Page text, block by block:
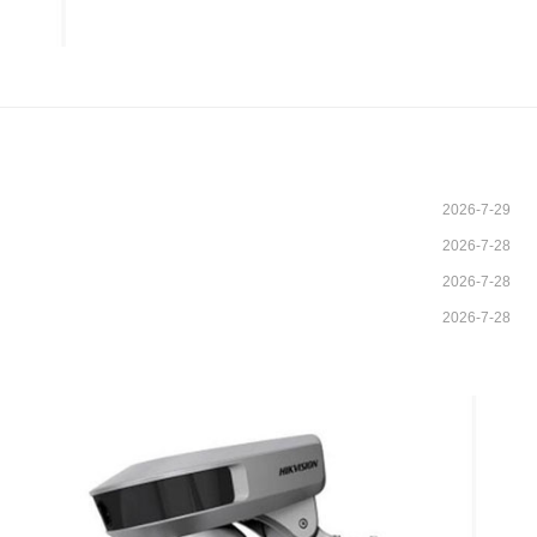
2026-7-29
2026-7-28
2026-7-28
2026-7-28